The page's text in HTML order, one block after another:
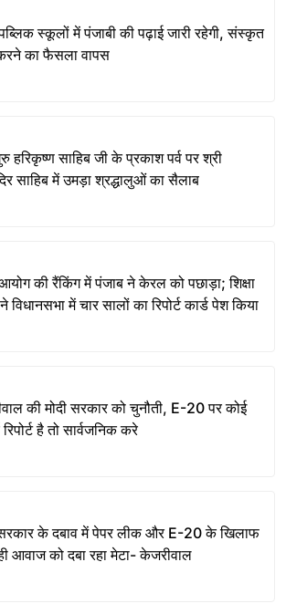
स्कूलों में पंजाबी की पढ़ाई जारी रहेगी, संस्कृत
का फैसला वापस
हरिकृष्ण साहिब जी के प्रकाश पर्व पर श्री
साहिब में उमड़ा श्रद्धालुओं का सैलाब
की रैंकिंग में पंजाब ने केरल को पछाड़ा; शिक्षा
विधानसभा में चार सालों का रिपोर्ट कार्ड पेश किया
की मोदी सरकार को चुनौती, E-20 पर कोई
रिपोर्ट है तो सार्वजनिक करे
सरकार के दबाव में पेपर लीक और E-20 के खिलाफ
आवाज को दबा रहा मेटा- केजरीवाल